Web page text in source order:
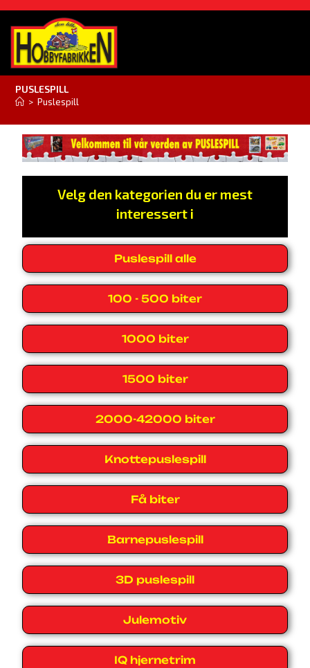
PUSLESPILL
> Puslespill
Velg den kategorien du er mest
interessert i
Puslespill alle
100 - 500 biter
1000 biter
1500 biter
2000-42000 biter
Knottepuslespill
Få biter
Barnepuslespill
3D puslespill
Julemotiv
IQ hjernetrim